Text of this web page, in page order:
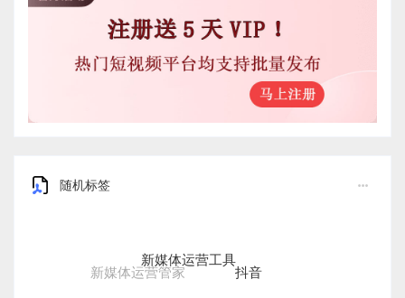
随机标签
新媒体运营管家
新媒体运营工具
抖音